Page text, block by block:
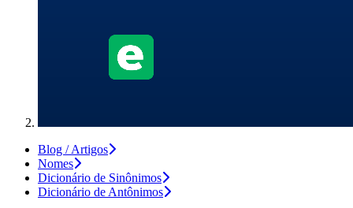
Blog / Artigos
Nomes
Dicionário de Sinônimos
Dicionário de Antônimos